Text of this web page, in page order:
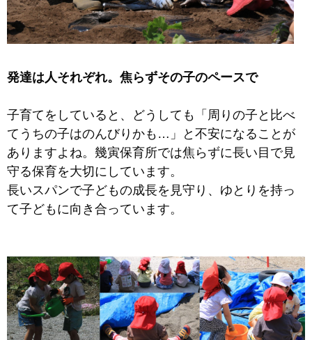
発達は人それぞれ。焦らずその子のペースで
子育てをしていると、どうしても「周りの子と比べ
てうちの子はのんびりかも…」と不安になることが
ありますよね。幾寅保育所では焦らずに長い目で見
守る保育を大切にしています。
長いスパンで子どもの成長を見守り、ゆとりを持っ
て子どもに向き合っています。